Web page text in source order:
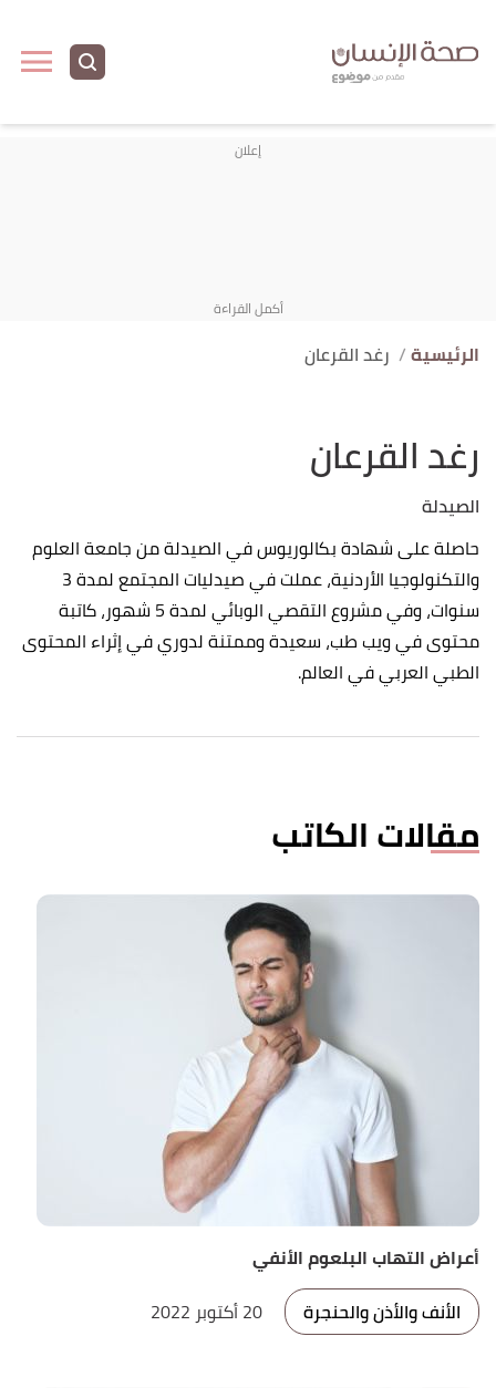
الرئيسية رغد القرعان
رغد القرعان
الصيدلة
حاصلة على شهادة بكالوريوس في الصيدلة من جامعة العلوم
والتكنولوجيا الأردنية، عملت في صيدليات المجتمع لمدة 3
سنوات، وفي مشروع التقصي الوبائي لمدة 5 شهور، كاتبة
محتوى في ويب طب، سعيدة وممتنة لدوري في إثراء المحتوى
الطبي العربي في العالم.
مقالات الكاتب
أعراض التهاب البلعوم الأنفي
الأنف والأذن والحنجرة
20 أكتوبر 2022